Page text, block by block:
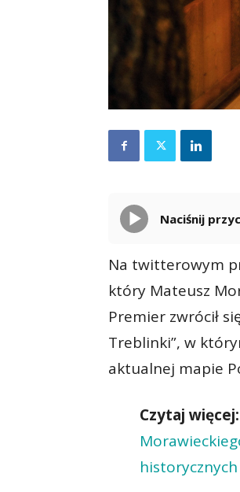
Naciśnij
Na twitterowym
który Mateusz
Premier zwrócił
Treblinki”, w
aktualnej mapie
Czytaj więcej:
historycznych